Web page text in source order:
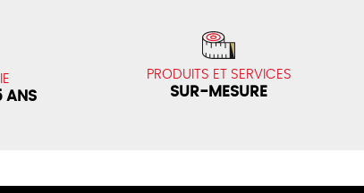
ANS
PRODUITS ET SERVICES
SUR-MESURE